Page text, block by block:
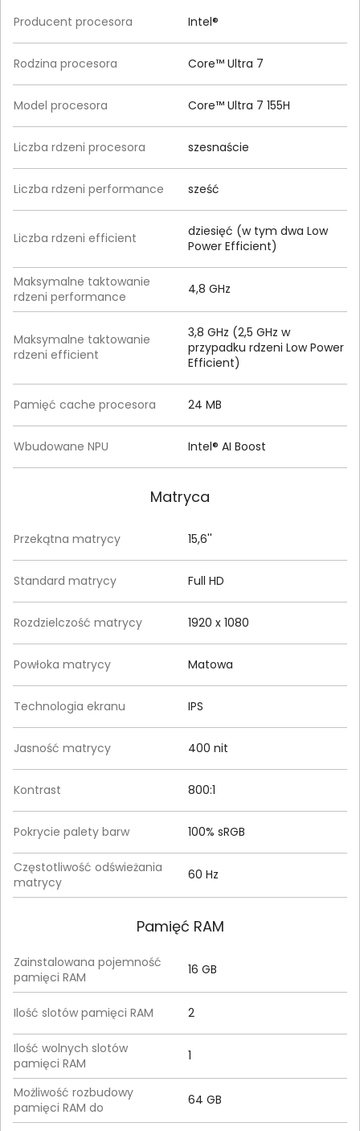
Producent procesora Intel®
Rodzina procesora Core™ Ultra 7
Model procesora Core™ Ultra 7 155H
Liczba rdzeni procesora szesnaście
Liczba rdzeni performance sześć
Liczba rdzeni efficient
dziesięć (w tym dwa Low
Power Efficient)
Maksymalne taktowanie
rdzeni performance
4,8 GHz
Maksymalne taktowanie
rdzeni efficient
3,8 GHz (2,5 GHz w
przypadku rdzeni Low Power
Efficient)
Pamięć cache procesora 24 MB
Wbudowane NPU Intel® AI Boost
Matryca
Przekątna matrycy 15,6''
Standard matrycy Full HD
Rozdzielczość matrycy 1920 x 1080
Powłoka matrycy Matowa
Technologia ekranu IPS
Jasność matrycy 400 nit
Kontrast 800:1
Pokrycie palety barw 100% sRGB
Częstotliwość odświeżania
matrycy
60 Hz
Pamięć RAM
Zainstalowana pojemność
pamięci RAM
16 GB
Ilość slotów pamięci RAM 2
Ilość wolnych slotów
pamięci RAM
1
Możliwość rozbudowy
pamięci RAM do
64 GB